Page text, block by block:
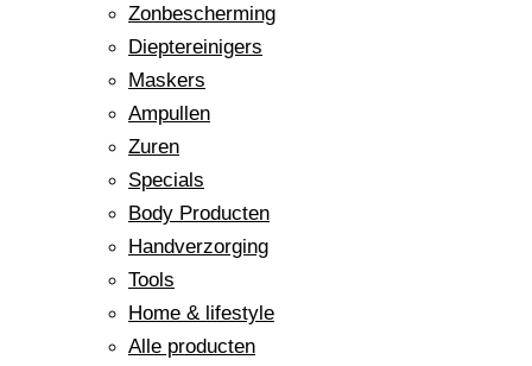
Zonbescherming
Dieptereinigers
Maskers
Ampullen
Zuren
Specials
Body Producten
Handverzorging
Tools
Home & lifestyle
Alle producten